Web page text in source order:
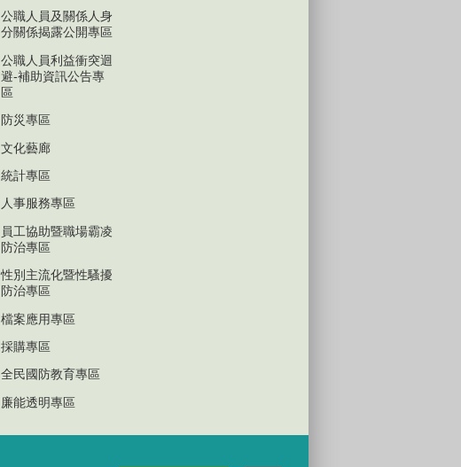
公職人員及關係人身
分關係揭露公開專區
公職人員利益衝突迴
避-補助資訊公告專
區
防災專區
文化藝廊
統計專區
人事服務專區
員工協助暨職場霸凌
防治專區
性別主流化暨性騷擾
防治專區
檔案應用專區
採購專區
全民國防教育專區
廉能透明專區